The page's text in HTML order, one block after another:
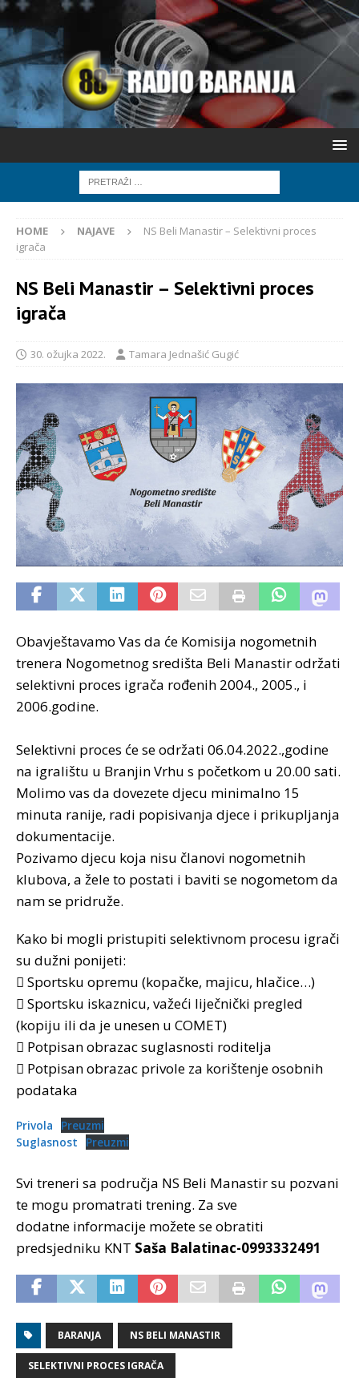
HOME NAJAVE
NS Beli Manastir – Selektivni proces
igrača
NS Beli Manastir – Selektivni proces
igrača
30. ožujka 2022. Tamara Jednašić Gugić
Obavještavamo Vas da će Komisija nogometnih
trenera Nogometnog središta Beli Manastir održati
selektivni proces igrača rođenih 2004., 2005., i
2006.godine.
Selektivni proces će se održati 06.04.2022.,godine
na igralištu u Branjin Vrhu s početkom u 20.00 sati.
Molimo vas da dovezete djecu minimalno 15
minuta ranije, radi popisivanja djece i prikupljanja
dokumentacije.
Pozivamo djecu koja nisu članovi nogometnih
klubova, a žele to postati i baviti se nogometom da
nam se pridruže.
Kako bi mogli pristupiti selektivnom procesu igrači
su dužni ponijeti:
 Sportsku opremu (kopačke, majicu, hlačice…)
 Sportsku iskaznicu, važeći liječnički pregled
(kopiju ili da je unesen u COMET)
 Potpisan obrazac suglasnosti roditelja
 Potpisan obrazac privole za korištenje osobnih
podataka
Privola
Preuzmi
Suglasnost
Preuzmi
Svi treneri sa područja NS Beli Manastir su pozvani
te mogu promatrati trening. Za sve
dodatne informacije možete se obratiti
predsjedniku KNT Saša Balatinac-0993332491
BARANJA NS BELI MANASTIR
SELEKTIVNI PROCES IGRAČA